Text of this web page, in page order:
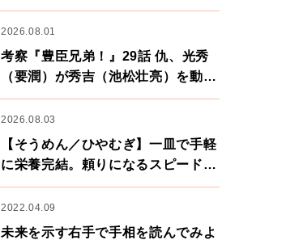
2026.08.01
考察『豊臣兄弟！』29話 仇、光秀
（要潤）が秀吉（池松壮亮）を動か
す。天下に向けた兄弟の分岐点。
2026.08.03
【そうめん／ひやむぎ】一皿で手軽
に栄養完結。頼りになるスピードパ
ワー麺
2022.04.09
未来を示す右手で手相を読んでみよ